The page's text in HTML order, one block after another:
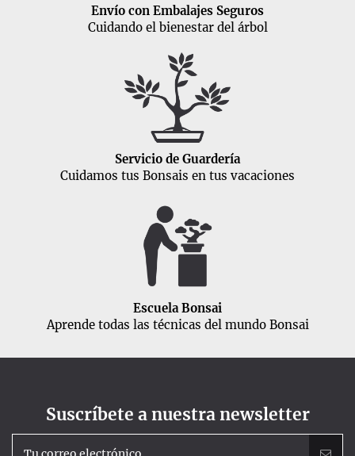
Envío con Embalajes Seguros
Cuidando el bienestar del árbol
Servicio de Guardería
Cuidamos tus Bonsais en tus vacaciones
Escuela Bonsai
Aprende todas las técnicas del mundo Bonsai
Suscríbete a nuestra newsletter